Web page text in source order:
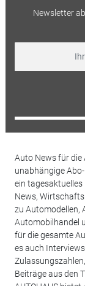
Newsletter
Auto News für die
unabhängige
ein tagesaktuelles
News,
zu Automodellen,
Automobilhandel
für die gesamte
es auch
Beiträge aus den